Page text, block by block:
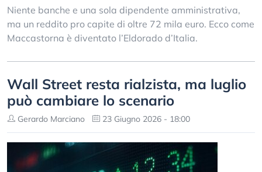
Niente banche e una sola dipendente amministrativa,
ma un reddito pro capite di oltre 72 mila euro. Ecco come
Maccastorna è diventato l’Eldorado d’Italia.
Wall Street resta rialzista, ma luglio
può cambiare lo scenario
Gerardo Marciano 23 Giugno 2026 - 18:00